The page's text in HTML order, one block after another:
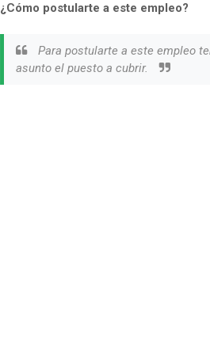
¿Cómo postularte a este empleo?
Para postularte a este empleo
asunto el puesto a cubrir.